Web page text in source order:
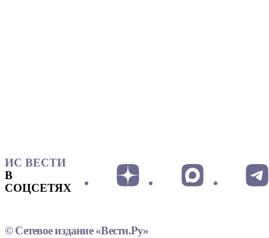
ИС ВЕСТИ
В
СОЦСЕТЯХ
© Сетевое издание «Вести.Ру»